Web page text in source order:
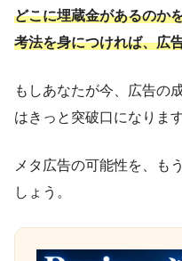
どこに埋蔵金があるのか
考法を身につければ、広
もしあなたが今、広告の
はきっと突破口になります
メタ広告の可能性を、も
しょう。